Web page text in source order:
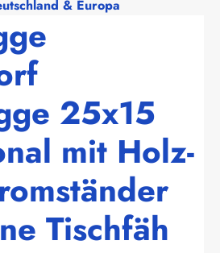
& Europa
25x15
mit Holz-
Tischfäh